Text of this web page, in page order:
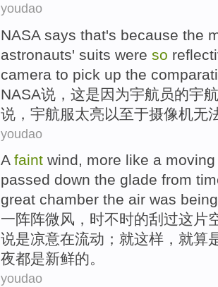
youdao
NASA says that's because the
astronauts' suits were so
camera to pick up the
NASA说 ， 这是因为宇航员的宇
说 ，宇航服太亮 以至于摄像机无
youdao
A faint wind, more like a moving
passed down the glade from
great chamber the air was
一阵阵微风 ，时不时的刮过这 片
说是凉意在流动 ；就这样 ， 就算
夜都是新鲜的。
youdao